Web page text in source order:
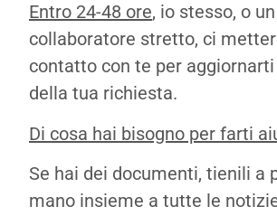
Entro 24-48 ore, io stesso, o
collaboratore stretto, ci
contatto con te per
della tua richiesta.
Di cosa hai bisogno per farti
Se hai dei documenti, tienili a
mano insieme a tutte le